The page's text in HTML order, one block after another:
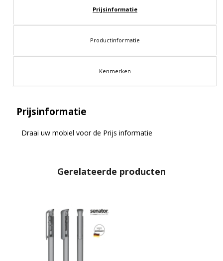
Prijsinformatie
Productinformatie
Kenmerken
Prijsinformatie
Draai uw mobiel voor de Prijs informatie
Gerelateerde producten